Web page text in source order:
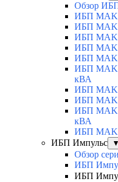
Обзор
ИБП
ИБП
ИБП
ИБП
ИБП
ИБП
кВА
ИБП
ИБП
ИБП
кВА
ИБП
ИБП Импульс
▼
Обзор
ИБП
ИБП